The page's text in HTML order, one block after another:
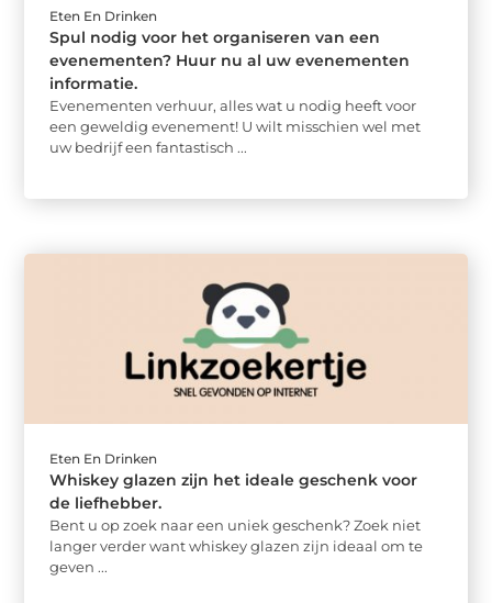
Eten En Drinken
Spul nodig voor het organiseren van een
evenementen? Huur nu al uw evenementen
informatie.
Evenementen verhuur, alles wat u nodig heeft voor
een geweldig evenement! U wilt misschien wel met
uw bedrijf een fantastisch ...
Eten En Drinken
Whiskey glazen zijn het ideale geschenk voor
de liefhebber.
Bent u op zoek naar een uniek geschenk? Zoek niet
langer verder want whiskey glazen zijn ideaal om te
geven ...